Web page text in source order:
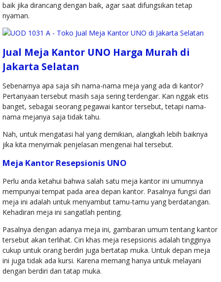
Uno BOSTON
VAP 2
Papan Tulis
Whiteboard
Standing
60x120 Single
Meja Kantor
Uno UOD
baik jika dirancang dengan baik, agar saat difungsikan tetap
nyaman.
Jual Meja Kantor UNO Harga Murah di
Jakarta Selatan
Sebenarnya apa saja sih nama-nama meja yang ada di kantor?
Pertanyaan tersebut masih saja sering terdengar. Kan nggak etis
banget, sebagai seorang pegawai kantor tersebut, tetapi nama-
nama mejanya saja tidak tahu.
Nah, untuk mengatasi hal yang demikian, alangkah lebih baiknya
jika kita menyimak penjelasan mengenai hal tersebut.
Meja Kantor Resepsionis UNO
Perlu anda ketahui bahwa salah satu meja kantor ini umumnya
mempunyai tempat pada area depan kantor. Pasalnya fungsi dari
meja ini adalah untuk menyambut tamu-tamu yang berdatangan.
Kehadiran meja ini sangatlah penting.
Pasalnya dengan adanya meja ini, gambaran umum tentang kantor
tersebut akan terlihat. Ciri khas meja resepsionis adalah tingginya
cukup untuk orang berdiri juga bertatap muka. Untuk depan meja
ini juga tidak ada kursi. Karena memang hanya untuk melayani
dengan berdiri dan tatap muka.